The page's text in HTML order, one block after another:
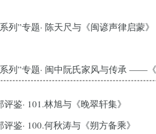
系列”专题· 陈天尺与《闽谚声律启
系列”专题· 闽中阮氏家风与传承 ——
评鉴· 101.林旭与《晚翠轩集》
评鉴· 100.何秋涛与《朔方备乘》